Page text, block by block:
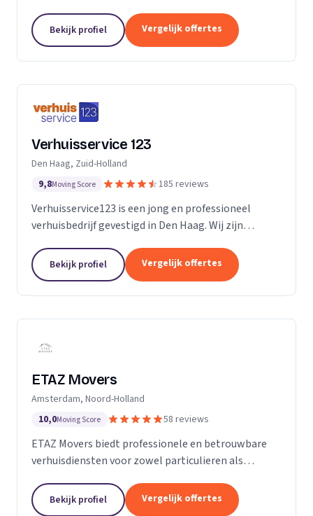
al uw verhuizingen. Met ons team van...
Bekijk profiel Vergelijk offertes
Verhuisservice 123
Den Haag, Zuid-Holland
9,8Moving Score 185 reviews
Verhuisservice123 is een jong en professioneel
verhuisbedrijf gevestigd in Den Haag. Wij zijn
bieden een complete en zorgeloze verhuisservice.
Met een ervaren team werken wij efficiënt,
zorgvuldig en tegen transparante uurtarieven.
Bekijk profiel Vergelijk offertes
ETAZ Movers
Amsterdam, Noord-Holland
10,0Moving Score 58 reviews
ETAZ Movers biedt professionele en betrouwbare
verhuisdiensten voor zowel particulieren als
persoonlijke aanpak, zodat elke verhuizing efficiënt
en zonder stress verloopt. Ons team werkt
Bekijk profiel Vergelijk offertes